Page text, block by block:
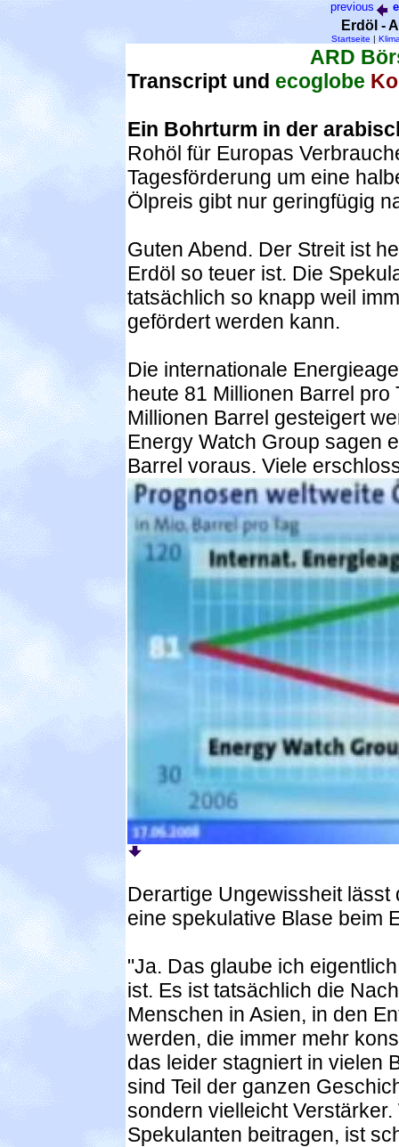
previous
Erdöl -
Startseite |
ARD
Transcript und ecoglobe
Ein Bohrturm in der
Rohöl für Europas
Tagesförderung um eine
Ölpreis gibt nur geringfügig
Guten Abend. Der Streit ist
Erdöl so teuer ist. Die
tatsächlich so knapp weil
gefördert werden kann.
Die internationale
heute 81 Millionen Barrel pro
Millionen Barrel gesteigert
Energy Watch Group sagen
Barrel voraus. Viele
Derartige Ungewissheit
eine spekulative Blase beim
"Ja. Das glaube ich
ist. Es ist tatsächlich die
Menschen in Asien, in den
werden, die immer mehr
das leider stagniert in vielen
sind Teil der ganzen
sondern vielleicht
Spekulanten beitragen, ist